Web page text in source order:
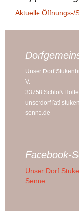
Aktuelle Öffnungs-/
Unser Dorf
V.
33758 Schloß
unserdorf [at]
senne.de
Facebook-
Unser Dorf
Senne